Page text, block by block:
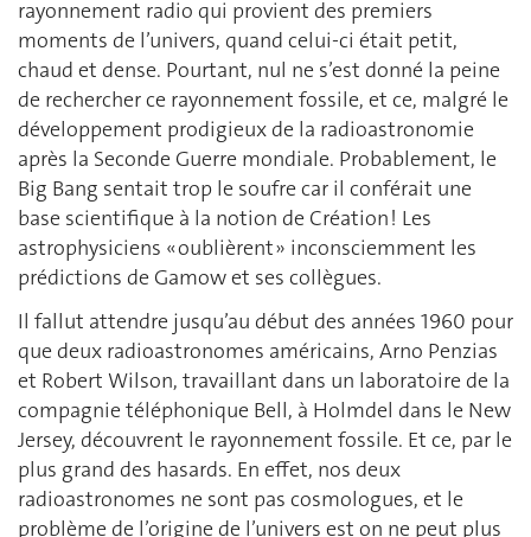
rayonnement radio qui provient des premiers
moments de l’univers, quand celui-ci était petit,
chaud et dense. Pourtant, nul ne s’est donné la peine
de rechercher ce rayonnement fossile, et ce, malgré le
développement prodigieux de la radioastronomie
après la Seconde Guerre mondiale. Probablement, le
Big Bang sentait trop le soufre car il conférait une
base scientifique à la notion de Création ! Les
astrophysiciens « oublièrent » inconsciemment les
prédictions de Gamow et ses collègues.
Il fallut attendre jusqu’au début des années 1960 pour
que deux radioastronomes américains, Arno Penzias
et Robert Wilson, travaillant dans un laboratoire de la
compagnie téléphonique Bell, à Holmdel dans le New
Jersey, découvrent le rayonnement fossile. Et ce, par le
plus grand des hasards. En effet, nos deux
radioastronomes ne sont pas cosmologues, et le
problème de l’origine de l’univers est on ne peut plus